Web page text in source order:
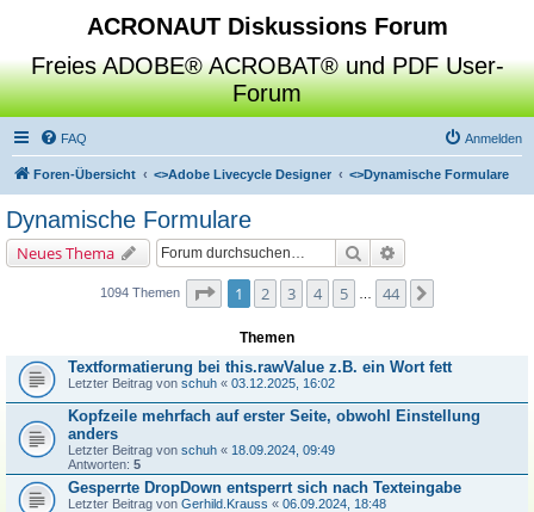
ACRONAUT Diskussions Forum
Freies ADOBE® ACROBAT® und PDF User-
Forum
FAQ Anmelden
Foren-Übersicht <>Adobe Livecycle Designer <>Dynamische Formulare
Dynamische Formulare
Neues Thema Suche
1094 Themen Seite von
1 2 3 4 5 44
Themen
Textformatierung bei this.rawValue z.B. ein Wort fett
Letzter Beitrag von schuh « 03.12.2025, 16:02
Kopfzeile mehrfach auf erster Seite, obwohl Einstellung
anders
Letzter Beitrag von schuh « 18.09.2024, 09:49
Antworten: 5
Gesperrte DropDown entsperrt sich nach Texteingabe
Letzter Beitrag von Gerhild.Krauss « 06.09.2024, 18:48